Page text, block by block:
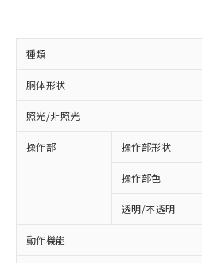
種類
胴体形状
照光/非照光
操作部 操作部形状
操作部色
透明/不透明
動作機能